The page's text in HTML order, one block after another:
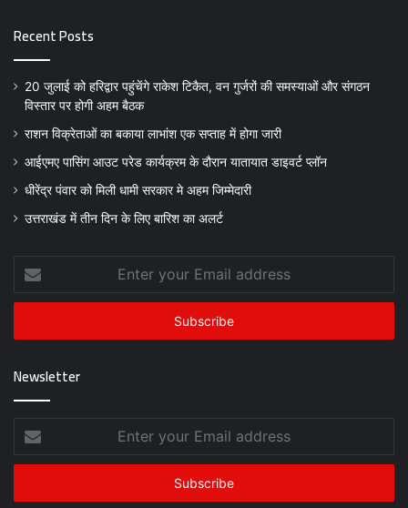
Recent Posts
20 जुलाई को हरिद्वार पहुंचेंगे राकेश टिकैत, वन गुर्जरों की समस्याओं और संगठन
विस्तार पर होगी अहम बैठक
राशन विक्रेताओं का बकाया लाभांश एक सप्ताह में होगा जारी
आईएमए पासिंग आउट परेड कार्यक्रम के दौरान यातायात डाइवर्ट प्लॉन
धीरेंद्र पंवार को मिली धामी सरकार मे अहम जिम्मेदारी
उत्तराखंड में तीन दिन के लिए बारिश का अलर्ट
your
Email
Newsletter
your
Email